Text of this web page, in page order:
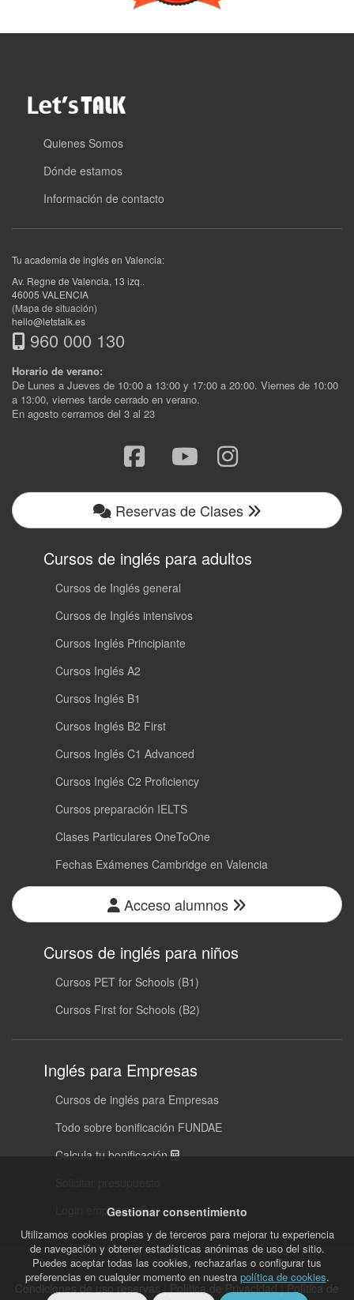
Quienes Somos
Dónde estamos
Información de contacto
Tu academia de inglés en Valencia:
Av. Regne de Valencia, 13 izq..
46005 VALENCIA
(Mapa de situación)
hello@letstalk.es
960 000 130
Horario de verano:
De Lunes a Jueves de 10:00 a 13:00 y 17:00 a 20:00. Viernes de 10:00
a 13:00, viernes tarde cerrado en verano.
En agosto cerramos del 3 al 23
Reservas de Clases
Cursos de inglés para adultos
Cursos de Inglés general
Cursos de Inglés intensivos
Cursos Inglés Principiante
Cursos Inglés A2
Cursos Inglés B1
Cursos Inglés B2 First
Cursos Inglés C1 Advanced
Cursos Inglés C2 Proficiency
Cursos preparación IELTS
Clases Particulares OneToOne
Fechas Exámenes Cambridge en Valencia
Acceso alumnos
Cursos de inglés para niños
Cursos PET for Schools (B1)
Cursos First for Schools (B2)
Inglés para Empresas
Cursos de inglés para Empresas
Todo sobre bonificación FUNDAE
Calcula tu bonificación
Login empresas
Condiciones de uso reservas |Política de Privacidad|Política de
Gestionar consentimiento
Utilizamos cookies propias y de terceros para mejorar tu experiencia
de navegación y obtener estadísticas anónimas de uso del sitio.
Puedes aceptar todas las cookies, rechazarlas o configurar tus
preferencias en cualquier momento en nuestra política de cookies.